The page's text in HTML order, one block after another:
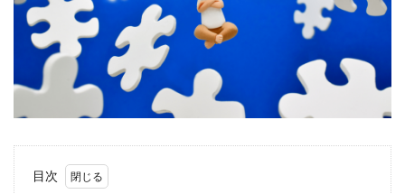
目次